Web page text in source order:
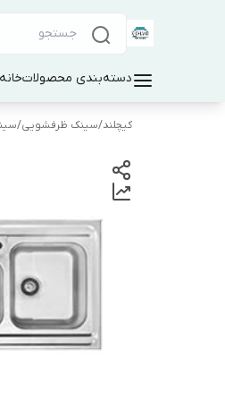
دسته‌بندی محصولاتخانه
کیچلند/سینک ظرفشویی/